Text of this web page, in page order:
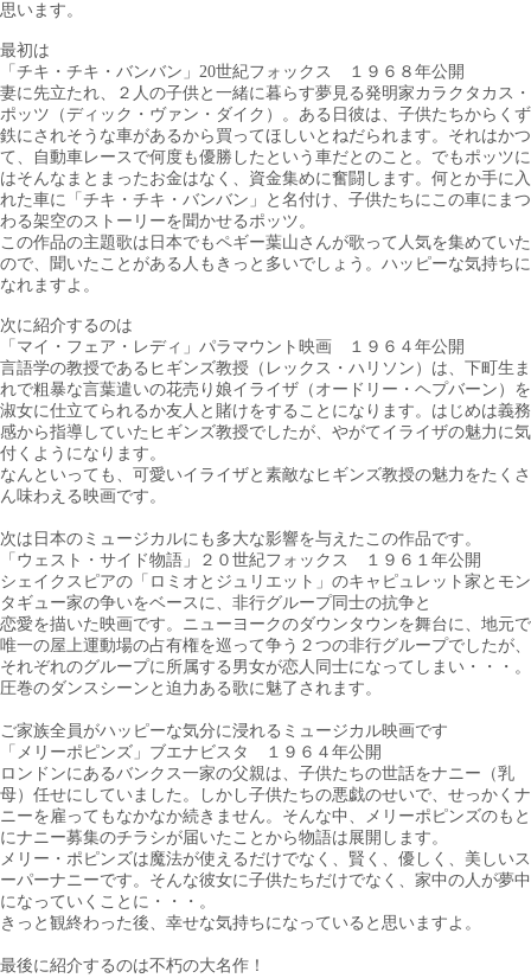
思います。
最初は
「チキ・チキ・バンバン」20世紀フォックス １９６８年公開
妻に先立たれ、２人の子供と一緒に暮らす夢見る発明家カラクタカス・
ポッツ（ディック・ヴァン・ダイク）。ある日彼は、子供たちからくず
鉄にされそうな車があるから買ってほしいとねだられます。それはかつ
て、自動車レースで何度も優勝したという車だとのこと。でもポッツに
はそんなまとまったお金はなく、資金集めに奮闘します。何とか手に入
れた車に「チキ・チキ・バンバン」と名付け、子供たちにこの車にまつ
わる架空のストーリーを聞かせるポッツ。
この作品の主題歌は日本でもペギー葉山さんが歌って人気を集めていた
ので、聞いたことがある人もきっと多いでしょう。ハッピーな気持ちに
なれますよ。
次に紹介するのは
「マイ・フェア・レディ」パラマウント映画 １９６４年公開
言語学の教授であるヒギンズ教授（レックス・ハリソン）は、下町生ま
れで粗暴な言葉遣いの花売り娘イライザ（オードリー・ヘプバーン）を
淑女に仕立てられるか友人と賭けをすることになります。はじめは義務
感から指導していたヒギンズ教授でしたが、やがてイライザの魅力に気
付くようになります。
なんといっても、可愛いイライザと素敵なヒギンズ教授の魅力をたくさ
ん味わえる映画です。
次は日本のミュージカルにも多大な影響を与えたこの作品です。
「ウェスト・サイド物語」２０世紀フォックス １９６１年公開
シェイクスピアの「ロミオとジュリエット」のキャピュレット家とモン
タギュー家の争いをベースに、非行グループ同士の抗争と
恋愛を描いた映画です。ニューヨークのダウンタウンを舞台に、地元で
唯一の屋上運動場の占有権を巡って争う２つの非行グループでしたが、
それぞれのグループに所属する男女が恋人同士になってしまい・・・。
圧巻のダンスシーンと迫力ある歌に魅了されます。
ご家族全員がハッピーな気分に浸れるミュージカル映画です
「メリーポピンズ」ブエナビスタ １９６４年公開
ロンドンにあるバンクス一家の父親は、子供たちの世話をナニー（乳
母）任せにしていました。しかし子供たちの悪戯のせいで、せっかくナ
ニーを雇ってもなかなか続きません。そんな中、メリーポピンズのもと
にナニー募集のチラシが届いたことから物語は展開します。
メリー・ポピンズは魔法が使えるだけでなく、賢く、優しく、美しいス
ーパーナニーです。そんな彼女に子供たちだけでなく、家中の人が夢中
になっていくことに・・・。
きっと観終わった後、幸せな気持ちになっていると思いますよ。
最後に紹介するのは不朽の大名作！